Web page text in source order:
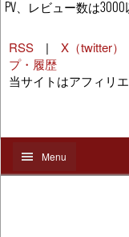
PV、レビュー数は3000
RSS | X（twitter）
プ・履歴
当サイトはアフィリ
Menu